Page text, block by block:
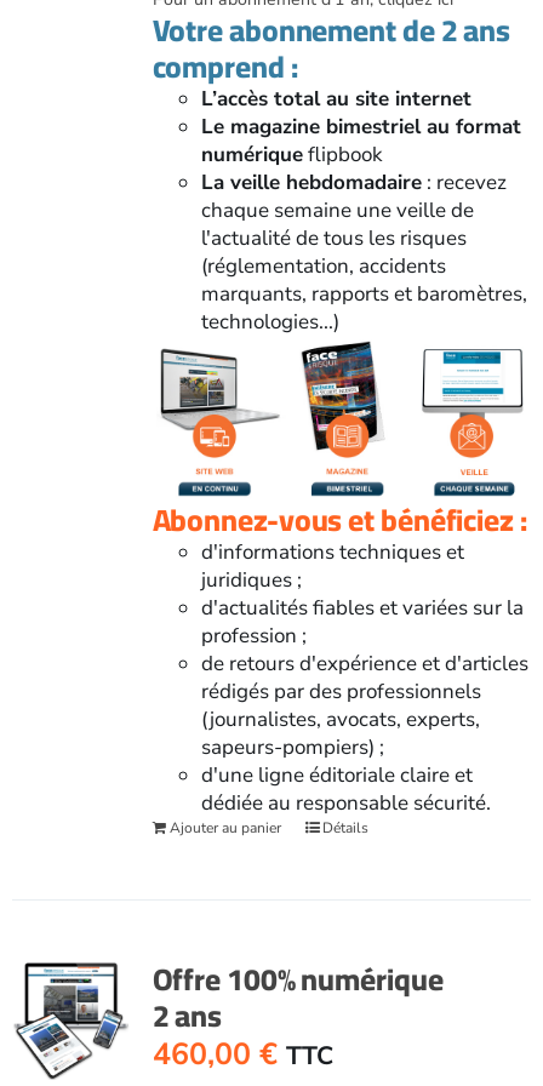
Votre abonnement de 2 ans
comprend :
L’accès total au site internet
Le magazine bimestriel au format
numériqueflipbook
La veille hebdomadaire: recevez
chaque semaine une veille de
l'actualité de tous les risques
(réglementation, accidents
marquants, rapports et baromètres,
technologies...)
Abonnez-vous et bénéficiez :
d'informations techniques et
juridiques ;
d'actualités fiables et variées sur la
profession ;
de retours d'expérience et d'articles
rédigés par des professionnels
(journalistes, avocats, experts,
sapeurs-pompiers) ;
d'une ligne éditoriale claire et
dédiée au responsable sécurité.
Ajouter au panier Détails
Offre 100% numérique
2 ans
460,00 € TTC